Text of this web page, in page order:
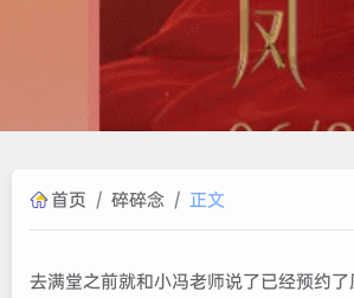
首页 / 碎碎念 / 正文
去满堂之前就和小冯老师说了已经预约